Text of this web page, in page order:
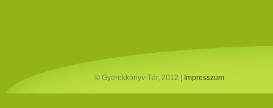
© Gyerekkönyv-Tár, 2012 | Impresszum